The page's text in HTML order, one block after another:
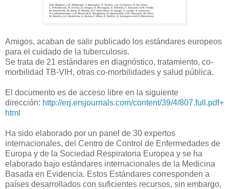
Amigos, acaban de salir publicado los estándares europeos
para el cuidado de la tuberculosis.
Se trata de 21 estándares en diagnóstico, tratamiento, co-
morbilidad TB-VIH, otras co-morbilidades y salud pública.
El documento es de acceso libre en la siguiente
dirección: http://erj.ersjournals.com/content/39/4/807.full.pdf+
html
Ha sido elaborado por un panel de 30 expertos
internacionales, del Centro de Control de Enfermedades de
Europa y de la Sociedad Respiratoria Europea y se ha
elaborado bajo estándares internacionales de la Medicina
Basada en Evidencia. Estos Estándares corresponden a
países desarrollados con suficientes recursos, sin embargo,